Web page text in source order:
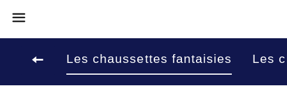
Retour à la navigation sur le site
Les chaussettes fantaisies Les